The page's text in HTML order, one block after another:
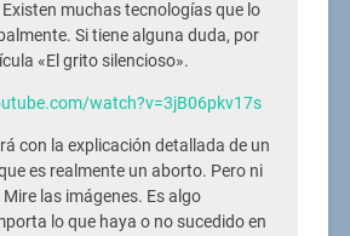
Existen muchas tecnologías que lo
Si tiene alguna duda, por
«El grito silencioso».
watch?v=3jB06pkv17s
con la explicación detallada de un
es realmente un aborto. Pero ni
las imágenes. Es algo
lo que haya o no sucedido en